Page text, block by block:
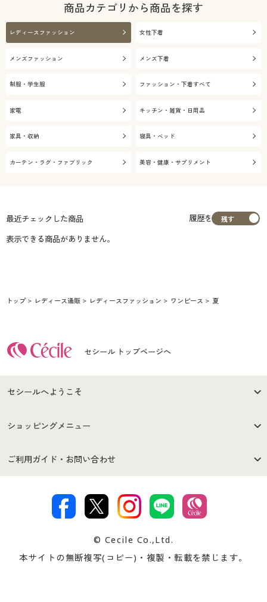
商品カテゴリから商品を探す
レディースファッション 女性下着
メンズファッション メンズ下着
制服・学生服 ファッション・下着すべて
家電 キッチン・雑貨・日用品
家具・収納 寝具・ベッド
カーテン・ラグ・ファブリック 美容・健康・サプリメント
最近チェックした商品
履歴を
表示できる商品がありません。
トップ レディース通販 レディースファッション ワンピース 夏
セシール トップページへ
セシールへようこそ
はじめての方へ
セシールご利用規約
著作権・商標について 会社案内
ショッピングメニュー
商品カテゴリ
プレゼント＆キャンペーン サイトマップ
ご利用ガイド・お問い合わせ
交換・返品は お支払は
ついて
忘れの場合
© Cecile Co.,Ltd.
本サイトの無断複写(コピー)・複製・転載を禁じます。